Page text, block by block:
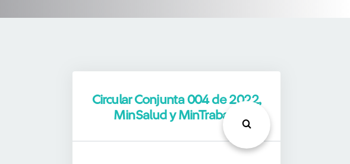
Circular Conjunta 004 de 2022,
MinSalud y MinTrabajo